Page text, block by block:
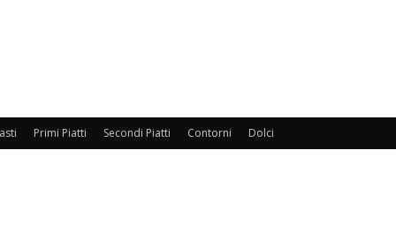
Primi Piatti Secondi Piatti Contorni Dolci